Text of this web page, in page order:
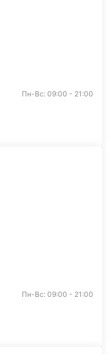
Пн-Вс: 09:00 - 21:00
Пн-Вс: 09:00 - 21:00